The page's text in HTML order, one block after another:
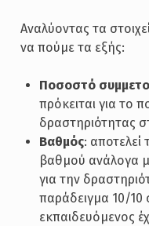
Αναλύοντας τα
να πούμε τα εξής:
Ποσοστό
πρόκειται για το
δραστηριότητας
Βαθμός: αποτελεί
βαθμού ανάλογα
για την
παράδειγμα 10/10
εκπαιδευόμενος